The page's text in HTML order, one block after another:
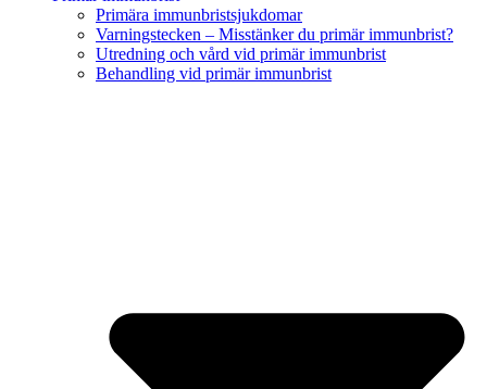
Primära immunbristsjukdomar
Varningstecken – Misstänker du primär immunbrist?
Utredning och vård vid primär immunbrist
Behandling vid primär immunbrist